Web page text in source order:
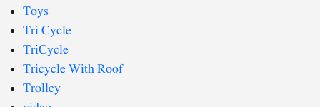
Toys
Tri Cycle
TriCycle
Tricycle With Roof
Trolley